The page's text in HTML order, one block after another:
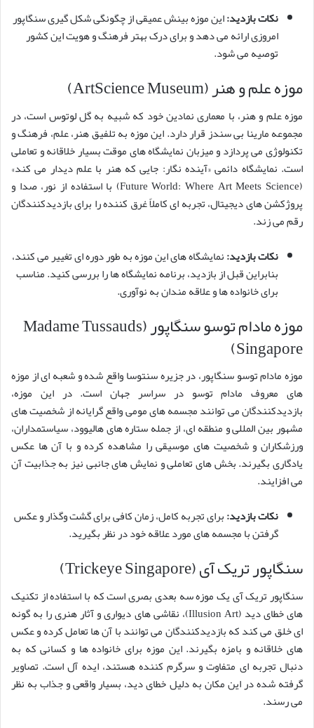
نکات بازدید:این موزه بینش عمیقی از چگونگی شکل گیری سنگاپور
امروزی ارائه می دهد و برای درک بهتر فرهنگ و هویت این کشور
توصیه می شود.
موزه علم و هنر (ArtScience Museum)
موزه علم و هنر، با معماری نمادین خود که شبیه به گل لوتوس است، در
مجموعه مارینا بی سندز قرار دارد. این موزه به تلفیق هنر، علم، فرهنگ و
تکنولوژی می پردازد و میزبان نمایشگاه های موقت بسیار خلاقانه و تعاملی
است. نمایشگاه دائمی «آینده نگار: جایی که هنر با علم دیدار می کند»
(Future World: Where Art Meets Science) با استفاده از نور، صدا و
پروژکشن های دیجیتال، تجربه ای کاملاً غرق کننده را برای بازدیدکنندگان
رقم می زند.
نکات بازدید:نمایشگاه های این موزه به طور دوره ای تغییر می کنند،
بنابراین قبل از بازدید، برنامه نمایشگاه ها را بررسی کنید. مناسب
برای خانواده ها و علاقه مندان به نوآوری.
موزه مادام توسو سنگاپور (Madame Tussauds
Singapore)
موزه مادام توسو سنگاپور، در جزیره سنتوسا واقع شده و شعبه ای از موزه
های معروف مادام توسو در سراسر جهان است. در این موزه،
بازدیدکنندگان می توانند مجسمه های مومی واقع گرایانه از شخصیت های
مشهور بین المللی و منطقه ای، از جمله ستاره های هالیوود، سیاستمداران،
ورزشکاران و شخصیت های موسیقی را مشاهده کرده و با آن ها عکس
یادگاری بگیرند. بخش های تعاملی و نمایش های جانبی نیز به جذابیت آن
می افزایند.
نکات بازدید:برای تجربه کامل، زمان کافی برای گشت وگذار و عکس
گرفتن با مجسمه های مورد علاقه خود در نظر بگیرید.
سنگاپور تریک آی (Trickeye Singapore)
سنگاپور تریک آی یک موزه سه بعدی بصری است که با استفاده از تکنیک
های خطای دید (Illusion Art)، نقاشی های دیواری و آثار هنری را به گونه
ای خلق می کند که بازدیدکنندگان می توانند با آن ها تعامل کرده و عکس
های خلاقانه و بامزه بگیرند. این موزه برای خانواده ها و کسانی که به
دنبال تجربه ای متفاوت و سرگرم کننده هستند، ایده آل است. تصاویر
گرفته شده در این مکان به دلیل خطای دید، بسیار واقعی و جذاب به نظر
می رسند.